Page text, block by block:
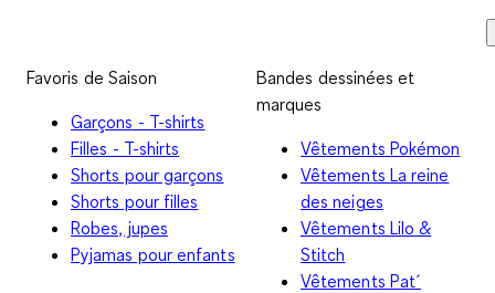
Favoris de Saison
Garçons - T-shirts
Filles - T-shirts
Shorts pour garçons
Shorts pour filles
Robes, jupes
Pyjamas pour enfants
Bandes dessinées et
marques
Vêtements Pokémon
Vêtements La reine
des neiges
Vêtements Lilo &
Stitch
Vêtements Pat´